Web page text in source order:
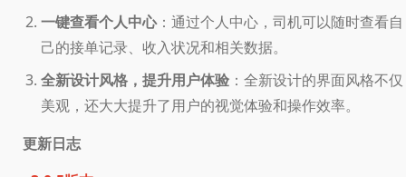
一键查看个人中心：通过个人中心，司机可以随时查看自
己的接单记录、收入状况和相关数据。
全新设计风格，提升用户体验 ：全新设计的界面风格不仅
美观，还大大提升了用户的视觉体验和操作效率。
更新日志